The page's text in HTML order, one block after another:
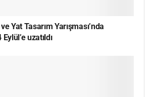
Yat Tasarım Yarışması’nda
uzatıldı